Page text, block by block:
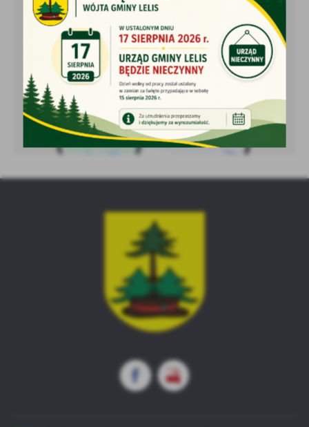
treści w postaci wiadomości, ofert, komunikatów mediów
społecznościowych.